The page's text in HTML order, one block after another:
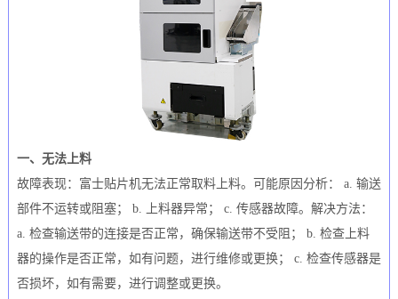
一、无法上料
故障表现：富士贴片机无法正常取料上料。可能原因分析： a. 输送
部件不运转或阻塞； b. 上料器异常； c. 传感器故障。解决方法：
a. 检查输送带的连接是否正常，确保输送带不受阻； b. 检查上料
器的操作是否正常，如有问题，进行维修或更换； c. 检查传感器是
否损坏，如有需要，进行调整或更换。